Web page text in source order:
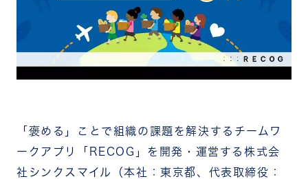
「褒める」ことで組織の課題を解決するチームワ
ークアプリ「RECOG」を開発・運営する株式会
社シンクスマイル（本社：東京都、代表取締役：